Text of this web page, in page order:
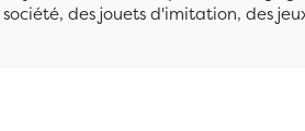
des jouets d'imitation, des